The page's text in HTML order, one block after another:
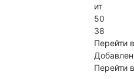
ит
50
38
Перейти
Перейти